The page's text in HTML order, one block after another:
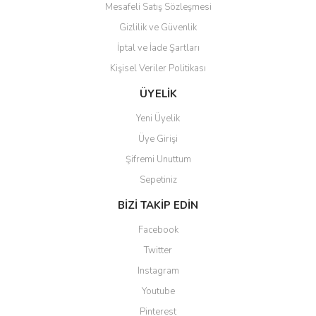
Gönder
Mesafeli Satış Sözleşmesi
Gizlilik ve Güvenlik
İptal ve İade Şartları
Kişisel Veriler Politikası
ÜYELİK
Yeni Üyelik
Üye Girişi
Şifremi Unuttum
Sepetiniz
BİZİ TAKİP EDİN
Facebook
Twitter
Instagram
Youtube
Pinterest